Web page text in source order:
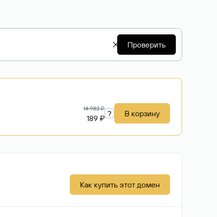
Проверить
14 982 ₽
189 ₽ ? В корзину
Как купить этот домен